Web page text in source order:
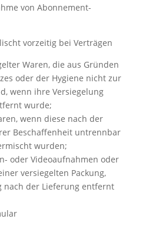
von Abonnement-
vorzeitig bei Verträgen
Waren, die aus Gründen
oder der Hygiene nicht zur
wenn ihre Versiegelung
wurde;
wenn diese nach der
Beschaffenheit untrennbar
wurden;
oder Videoaufnahmen oder
versiegelten Packung,
nach der Lieferung entfernt